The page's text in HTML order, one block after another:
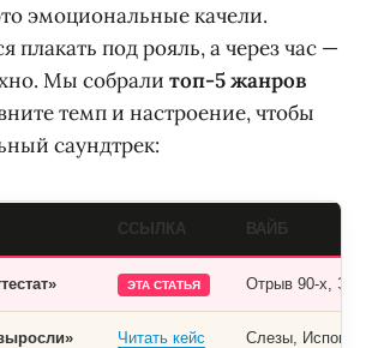
эмоциональные качели.
плакать под рояль, а через час —
Мы собрали топ-5 жанров
темп и настроение, чтобы
саундтрек:
ССЫЛКА ВАЙБ
ЭТА СТАТЬЯ Отрыв 90-х,
Читать кейс Слезы,